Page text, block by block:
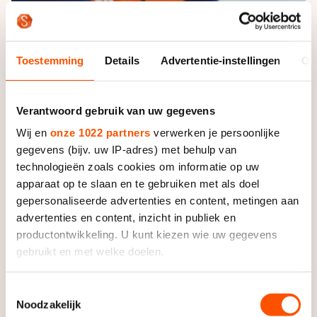
Toestemming Details Advertentie-instellingen
Verantwoord gebruik van uw gegevens
Wij en onze 1022 partners verwerken je persoonlijke
gegevens (bijv. uw IP-adres) met behulp van
technologieën zoals cookies om informatie op uw
apparaat op te slaan en te gebruiken met als doel
gepersonaliseerde advertenties en content, metingen aan
advertenties en content, inzicht in publiek en
productontwikkeling. U kunt kiezen wie uw gegevens
gebruikt en met welke doelen.
Informatie verzamelen over uw geografische locatie,
Noodzakelijk
Zes weken na de operatie staat Van Doorn in Tsjechië
gewoon aan de start. Na haar val in Shanghai half
december, bleek in Nederland op de röntgenfoto dat
het een moeilijke breuk was.
"Dan duurt het herstel ook langer en de tijd tot de EK
was niet zo lang. Daarom ben ik blij dat ik er nu weer
sta en met de meiden onze titel kan verdedigen."
Ondanks een verre van optimale voorbereiding heeft
stond ze anderhalve week op het ijs. "Ik moest veel